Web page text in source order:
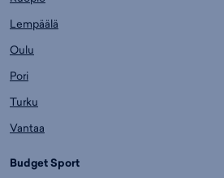
Lempäälä
Oulu
Pori
Turku
Vantaa
Budget Sport